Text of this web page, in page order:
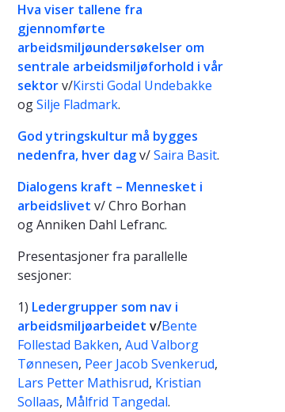
Hva viser tallene fra
gjennomførte
arbeidsmiljøundersøkelser om
sentrale arbeidsmiljøforhold i vår
sektorv/Kirsti Godal Undebakke
ogSilje Fladmark.
God ytringskultur må bygges
nedenfra, hver dagv/Saira Basit.
Dialogens kraft – Mennesket i
arbeidslivet v/ Chro Borhan
og Anniken Dahl Lefranc.
Presentasjoner fra parallelle
sesjoner:
1) Ledergrupper som nav i
arbeidsmiljøarbeidet v/Bente
Follestad Bakken, Aud Valborg
Tønnesen, Peer Jacob Svenkerud,
Lars Petter Mathisrud, Kristian
Sollaas, Målfrid Tangedal.